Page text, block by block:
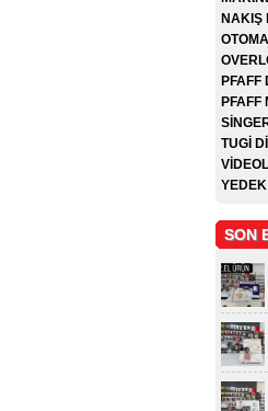
NAKIŞ
PFAFF
PFAFF
TUGİ
SON